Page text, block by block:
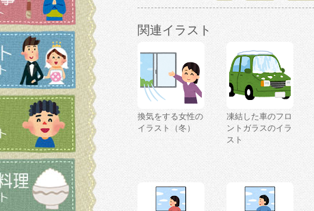
関連イラスト
換気をする女性の
イラスト（冬）
凍結した車のフロ
ントガラスのイラ
スト